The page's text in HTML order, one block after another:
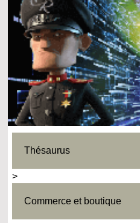
Thésaurus
>
Commerce et boutique